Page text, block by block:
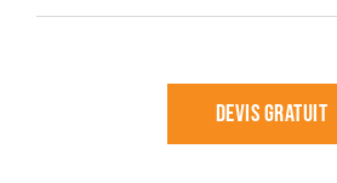
Devis gratuit